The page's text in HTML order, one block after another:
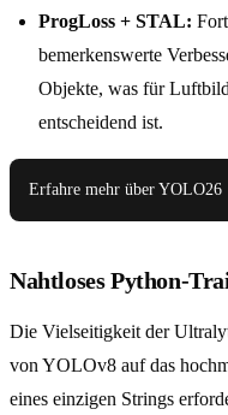
ProgLoss + STAL:
bemerkenswerte
Objekte, was für
entscheidend ist.
Erfahre mehr über YOLO26
Nahtloses Python-
Die Vielseitigkeit der
von YOLOv8 auf das
eines einzigen Strings